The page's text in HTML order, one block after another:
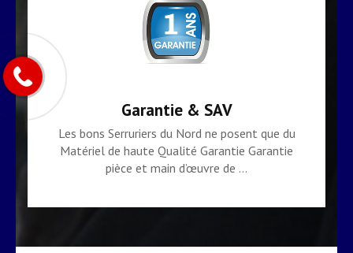
Garantie & SAV
Les bons Serruriers du Nord ne posent que du
Matériel de haute Qualité Garantie Garantie
pièce et main d’œuvre de …